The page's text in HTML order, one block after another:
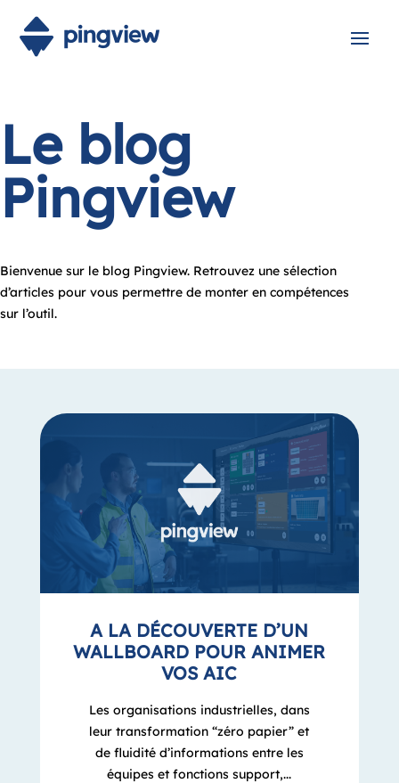
Le blog
Pingview
Bienvenue sur le blog Pingview. Retrouvez une sélection
d’articles pour vous permettre de monter en compétences
sur l’outil.
A LA DÉCOUVERTE D’UN
WALLBOARD POUR ANIMER
VOS AIC
Les organisations industrielles, dans
leur transformation “zéro papier” et
de fluidité d’informations entre les
équipes et fonctions support,...